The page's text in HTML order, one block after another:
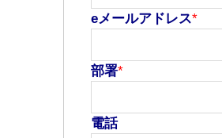
eメールアドレス*
部署*
電話